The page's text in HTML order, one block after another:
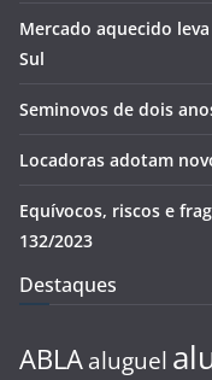
Mercado aquecido
Sul
Seminovos de dois
Locadoras adotam
Equívocos, riscos e
132/2023
Destaques
ABLA aluguel